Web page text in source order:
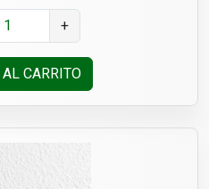
+
AL CARRITO